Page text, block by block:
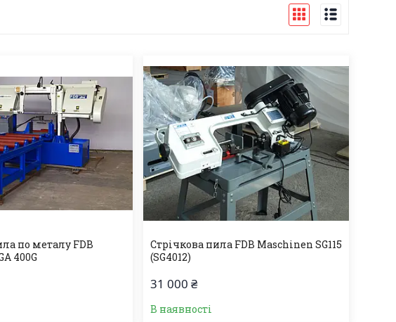
по металу FDB
400G
Стрічкова пила FDB Maschinen SG115
(SG4012)
31 000 ₴
В наявності